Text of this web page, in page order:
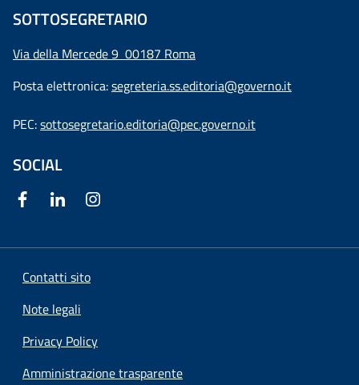
SOTTOSEGRETARIO
Via della Mercede 9 00187 Roma
Posta elettronica:segreteria.ss.editoria@governo.it
PEC:sottosegretario.editoria@pec.governo.it
SOCIAL
Contatti sito
Note legali
Privacy Policy
Amministrazione trasparente